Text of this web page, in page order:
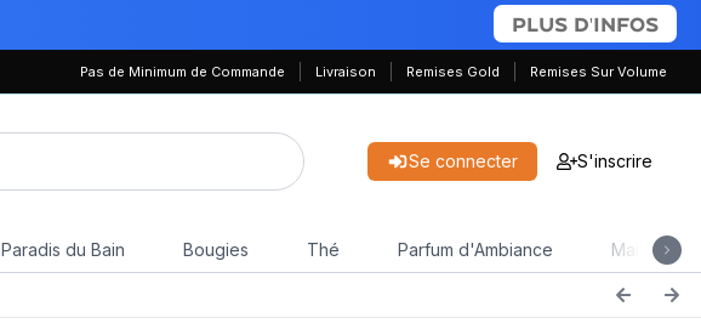
PLUS D'INFOS
Pas de Minimum de Commande Livraison Remises Gold Remises Sur Volume
Se connecter S'inscrire
Paradis du Bain Bougies Thé Parfum d'Ambiance Maison &